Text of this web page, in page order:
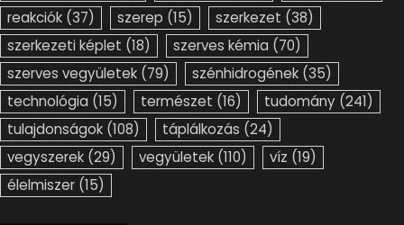
reakciók (37) szerep (15) szerkezet (38)
szerkezeti képlet (18) szerves kémia (70)
szerves vegyületek (79) szénhidrogének (35)
technológia (15) természet (16) tudomány (241)
tulajdonságok (108) táplálkozás (24)
vegyszerek (29) vegyületek (110) víz (19)
élelmiszer (15)